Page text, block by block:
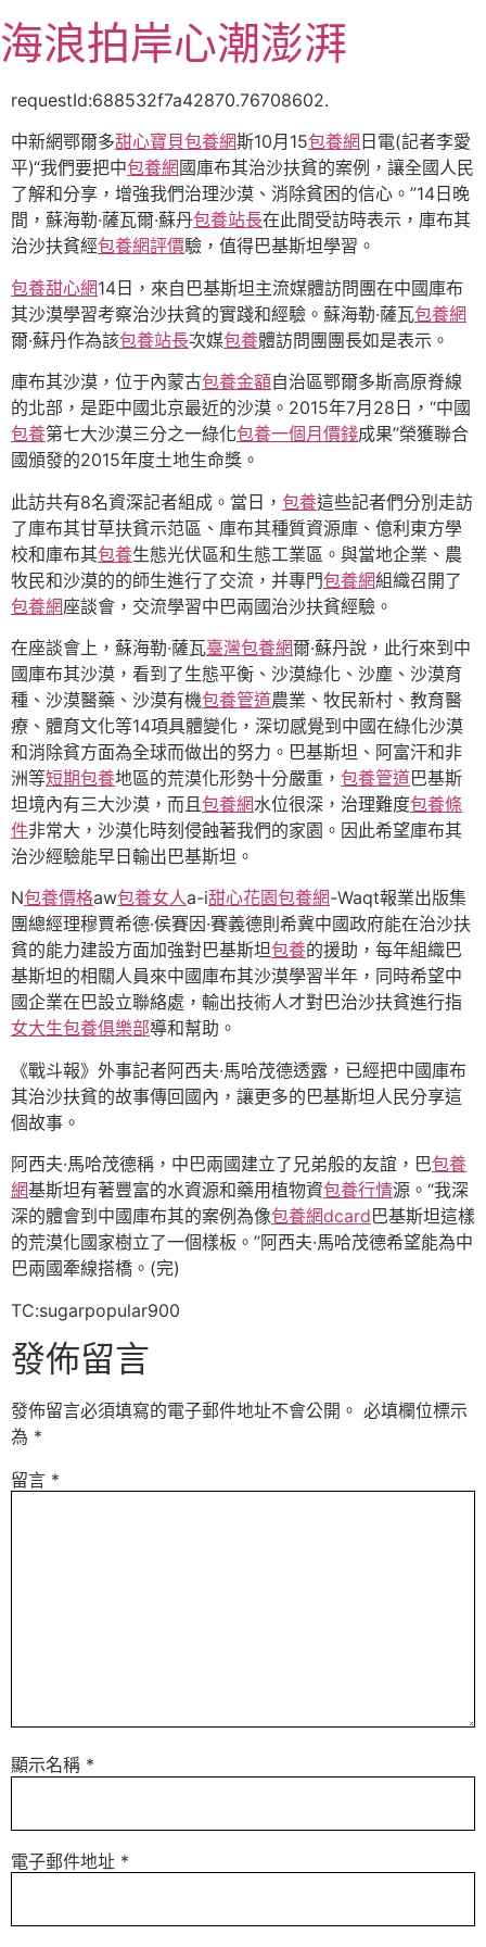
至
主
容
海浪拍岸心潮澎湃
requestId:688532f7a42870.76708602.
中新網鄂爾多甜心寶貝包養網斯10月15包養網 日電(記者李愛
平)“我們要把中包養網 國庫布其治沙扶貧的案例，讓全國人民
了解和分享，增強我們治理沙漠、消除貧困的信心。”14日晚
間，蘇海勒·薩瓦爾·蘇丹包養站長在此間受訪時表示，庫布其
治沙扶貧經包養網評價驗，值得巴基斯坦學習。
包養甜心網14日，來自巴基斯坦主流媒體訪問團在中國庫布
其沙漠學習考察治沙扶貧的實踐和經驗。蘇海勒·薩瓦包養網
爾·蘇丹作為該包養站長次媒包養體訪問團團長如是表示。
庫布其沙漠，位于內蒙古包養金額自治區鄂爾多斯高原脊線
的北部，是距中國北京最近的沙漠。2015年7月28日，“中國
包養第七大沙漠三分之一綠化包養一個月價錢成果”榮獲聯合
國頒發的2015年度土地生命獎。
此訪共有8名資深記者組成。當日， 包養這些記者們分別走訪
了庫布其甘草扶貧示范區、庫布其種質資源庫、億利東方學
校和庫布其包養生態光伏區和生態工業區。與當地企業、農
牧民和沙漠的的師生進行了交流，并專門包養網組織召開了
包養網座談會，交流學習中巴兩國治沙扶貧經驗。
在座談會上，蘇海勒·薩瓦臺灣包養網爾·蘇丹說，此行來到中
國庫布其沙漠，看到了生態平衡、沙漠綠化、沙塵、沙漠育
種、沙漠醫藥、沙漠有機包養管道農業、牧民新村、教育醫
療、體育文化等14項具體變化，深切感覺到中國在綠化沙漠
和消除貧方面為全球而做出的努力。巴基斯坦、阿富汗和非
洲等短期包養地區的荒漠化形勢十分嚴重， 包養管道巴基斯
坦境內有三大沙漠，而且包養網水位很深，治理難度包養條
件非常大，沙漠化時刻侵蝕著我們的家園。因此希望庫布其
治沙經驗能早日輸出巴基斯坦。
N包養價格aw包養女人a-i甜心花園包養網-Waqt報業出版集
團總經理穆賈希德·侯賽因·賽義德則希冀中國政府能在治沙扶
貧的能力建設方面加強對巴基斯坦包養的援助，每年組織巴
基斯坦的相關人員來中國庫布其沙漠學習半年，同時希望中
國企業在巴設立聯絡處，輸出技術人才對巴治沙扶貧進行指
女大生包養俱樂部導和幫助。
《戰斗報》外事記者阿西夫·馬哈茂德透露，已經把中國庫布
其治沙扶貧的故事傳回國內，讓更多的巴基斯坦人民分享這
個故事。
阿西夫·馬哈茂德稱，中巴兩國建立了兄弟般的友誼，巴包養
網基斯坦有著豐富的水資源和藥用植物資包養行情源。“我深
深的體會到中國庫布其的案例為像包養網dcard巴基斯坦這樣
的荒漠化國家樹立了一個樣板。”阿西夫·馬哈茂德希望能為中
巴兩國牽線搭橋。(完)
TC:sugarpopular900
發佈留言
發佈留言必須填寫的電子郵件地址不會公開。 必填欄位標示
為 *
留言 *
顯示名稱 *
電子郵件地址 *